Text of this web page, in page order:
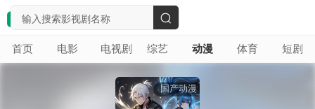
首页 电影 电视剧 综艺 动漫 体育 短剧
搜
索
国产动漫